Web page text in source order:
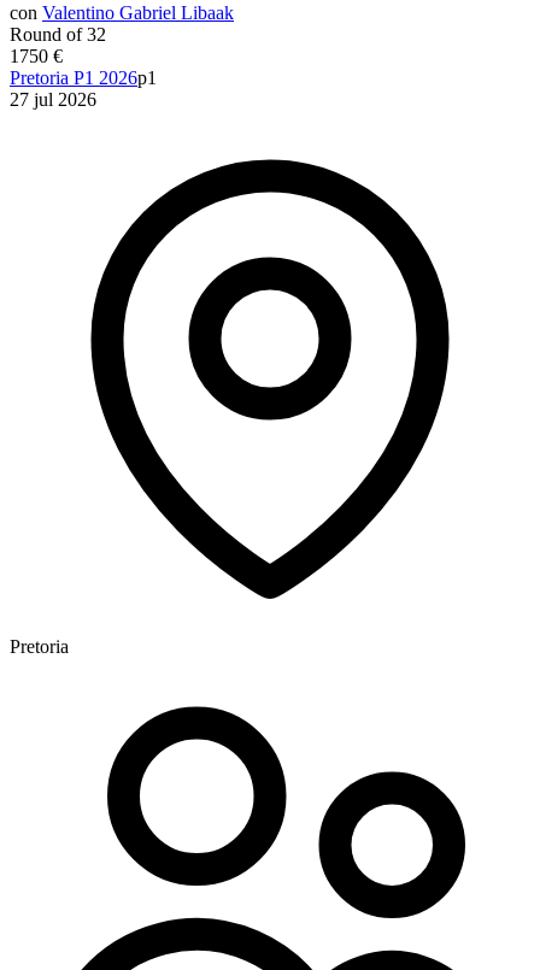
con Valentino Gabriel Libaak
Round of 32
1750 €
Pretoria P1 2026p1
27 jul 2026
Pretoria